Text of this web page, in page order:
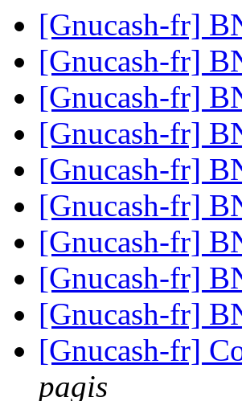
[Gnucash-fr]
[Gnucash-fr]
[Gnucash-fr]
[Gnucash-fr]
[Gnucash-fr]
[Gnucash-fr]
[Gnucash-fr]
[Gnucash-fr]
[Gnucash-fr]
[Gnucash-fr]
pagis